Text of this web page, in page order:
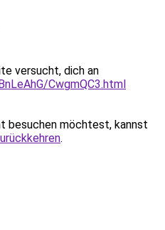
versucht, dich an
CwgmQC3.html
besuchen möchtest, kannst
.